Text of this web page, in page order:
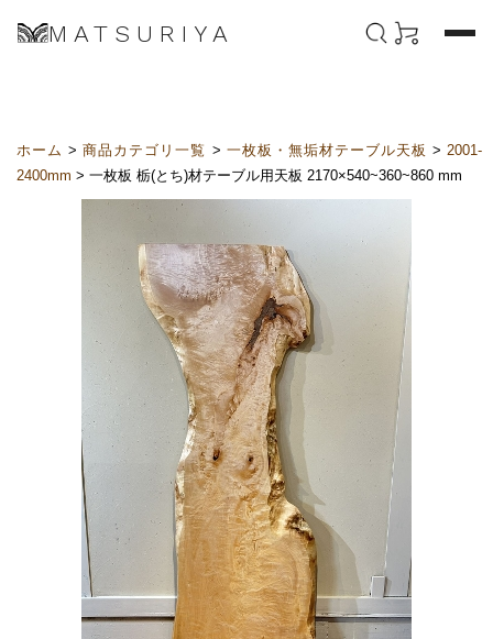
MATSURIYA
ホーム >商品カテゴリ一覧 > 一枚板・無垢材テーブル天板 >2001-
2400mm > 一枚板 栃(とち)材テーブル用天板 2170×540~360~860 mm